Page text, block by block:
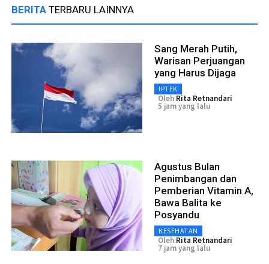
BERITA TERBARU LAINNYA
Sang Merah Putih,
Warisan Perjuangan
yang Harus Dijaga
IPTEK
Oleh Rita Retnandari
5 jam yang lalu
Agustus Bulan
Penimbangan dan
Pemberian Vitamin A,
Bawa Balita ke
Posyandu
KESEHATAN
Oleh Rita Retnandari
7 jam yang lalu